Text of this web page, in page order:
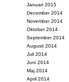
Januari 2015
December 2014
November 2014
Oktober 2014
September 2014
Augusti 2014
Juli 2014
Juni 2014
Maj 2014
April 2014